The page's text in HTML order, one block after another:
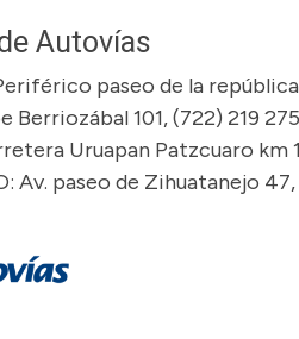
Autovías
paseo de la
Berriozábal 101, (722) 219
Uruapan Patzcuaro km
Av. paseo de Zihuatanejo